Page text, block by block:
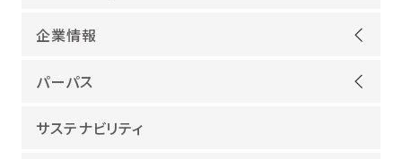
ITインフラ
IT開発
海外領域
企業情報
ごあいさつ
沿革
パーパス
当社グループのパーパス
サステナビリティ